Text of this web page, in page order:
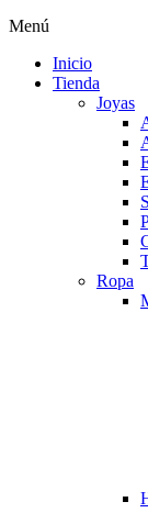
Menú
Inicio
Tienda
Joyas
Ropa